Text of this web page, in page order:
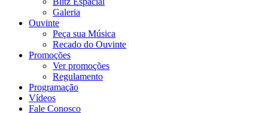
Galeria
Ouvinte
Peça sua Música
Recado do Ouvinte
Promoções
Ver promoções
Regulamento
Programação
Vídeos
Fale Conosco